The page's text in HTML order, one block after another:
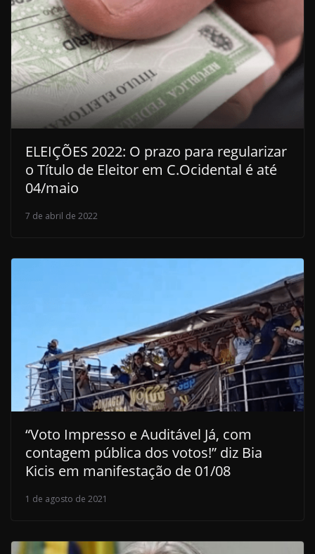
ELEIÇÕES 2022: O prazo para regularizar
o Título de Eleitor em C.Ocidental é até
04/maio
7 de abril de 2022
“Voto Impresso e Auditável Já, com
contagem pública dos votos!” diz Bia
Kicis em manifestação de 01/08
1 de agosto de 2021